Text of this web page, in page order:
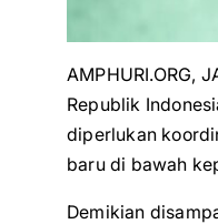
AMPHURI.ORG,
Republik
diperlukan
baru di bawah
Demikian